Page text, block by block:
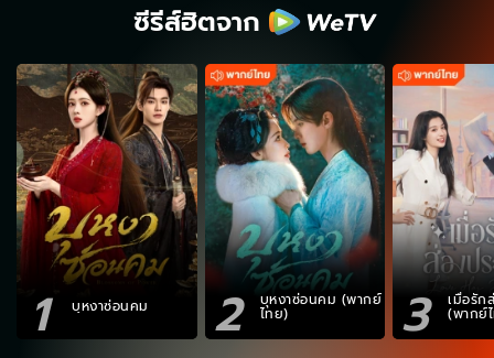
ซีรีส์ฮิตจาก
1 บุหงาซ่อนคม 2 บุหงาซ่อนคม (พากย์
ไทย) 3 เมื่อรัก
(พากย์